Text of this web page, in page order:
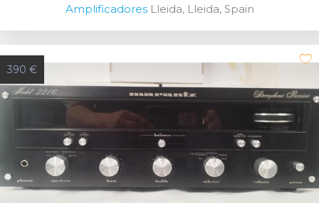
Amplificadores Lleida, Lleida, Spain
390 €